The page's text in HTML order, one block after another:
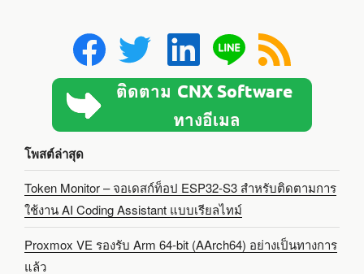
โพสต์ล่าสุด
Token Monitor – จอเดสก์ท็อป ESP32-S3 สำหรับติดตามการ
ใช้งาน AI Coding Assistant แบบเรียลไทม์
Proxmox VE รองรับ Arm 64-bit (AArch64) อย่างเป็นทางการ
แล้ว